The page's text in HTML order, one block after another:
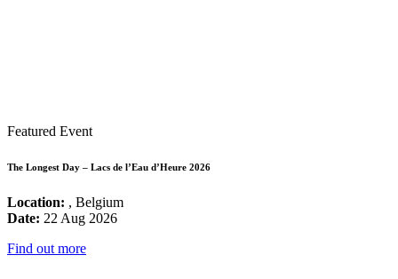
Featured Event
The Longest Day – Lacs de l’Eau d’Heure 2026
Location: , Belgium
Date: 22 Aug 2026
Find out more